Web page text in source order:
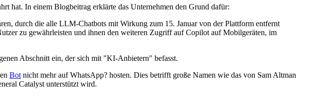
hat. In einem Blogbeitrag erklärte das Unternehmen den Grund dafür:
durch die alle LLM-Chatbots mit Wirkung zum 15. Januar von der Plattform entfernt
zu gewährleisten und ihnen den weiteren Zugriff auf Copilot auf Mobilgeräten, im
Abschnitt ein, der sich mit "KI-Anbietern" befasst.
Botnicht mehr auf WhatsApp? hosten. Dies betrifft große Namen wie das von Sam Altman
Catalyst unterstützt wird.